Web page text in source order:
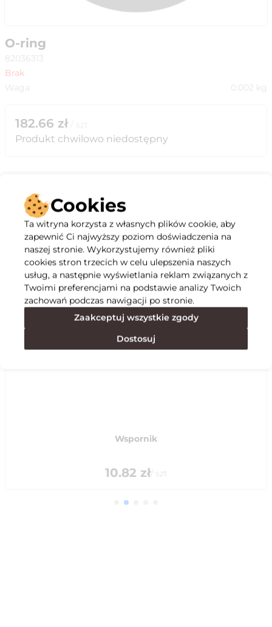
O-ring
82036313
Brak
Waga
0.002 kg
182.66 zł
Produkt chwilowo niedostępny
Opis
Specyfikacja
Polecane
Wspornik
10.82 zł/ szt
Cookies
Ta witryna korzysta z własnych plików cookie, aby
zapewnić Ci najwyższy poziom doświadczenia na
naszej stronie. Wykorzystujemy również pliki
cookies stron trzecich w celu ulepszenia naszych
usług, a następnie wyświetlania reklam związanych z
Twoimi preferencjami na podstawie analizy Twoich
zachowań podczas nawigacji po stronie.
Zaakceptuj wszystkie zgody
Dostosuj